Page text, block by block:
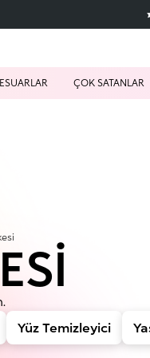
ÇOK SATANLAR
Yüz Temizleyici